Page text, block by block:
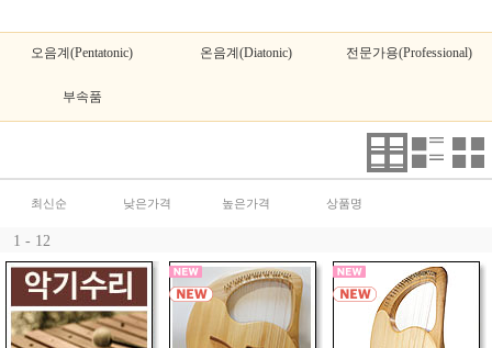
오음계(Pentatonic) 온음계(Diatonic) 전문가용(Professional)
부속품
최신순 낮은가격 높은가격 상품명
1 - 12